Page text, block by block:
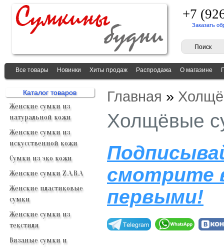
+7
Заказать
Все товары Новинки Хиты продаж Распродажа О магазине
Каталог товаров
Женские сумки из
натуральной кожи
Женские сумки из
искусственной кожи
Сумки из эко кожи
Женские сумки Z.A.R.A
Женские пластиковые
сумки
Женские сумки из
текстиля
Вязаные сумки и
Главная »
Холщёвые
смотрите
первыми!